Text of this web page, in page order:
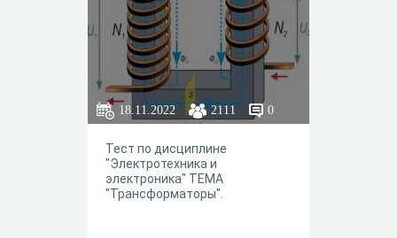
18.11.2022 2111 0
Тест по дисциплине
"Электротехника и
электроника" ТЕМА
"Трансформаторы".